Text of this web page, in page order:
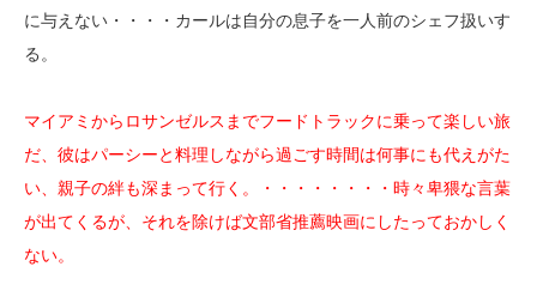
に与えない・・・・カールは自分の息子を一人前のシェフ扱いす
る。
マイアミからロサンゼルスまでフードトラックに乗って楽しい旅
だ、彼はパーシーと料理しながら過ごす時間は何事にも代えがた
い、親子の絆も深まって行く。・・・・・・・・時々卑猥な言葉
が出てくるが、それを除けば文部省推薦映画にしたっておかしく
ない。